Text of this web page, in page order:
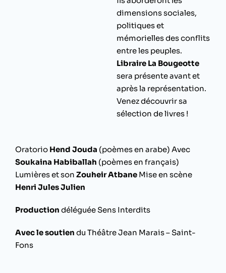
dimensions sociales,
politiques et
mémorielles des conflits
entre les peuples.
Libraire La Bougeotte
sera présente avant et
après la représentation.
Venez découvrir sa
sélection de livres !
Oratorio Hend Jouda (poèmes en arabe) Avec
Soukaina Habiballah (poèmes en français)
Lumières et son Zouheir Atbane Mise en scène
Henri Jules Julien
Production déléguée Sens Interdits
Avec le soutien du Théâtre Jean Marais – Saint-
Fons